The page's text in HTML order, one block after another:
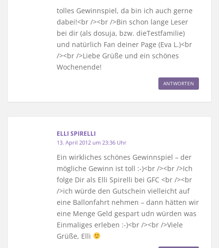
tolles Gewinnspiel, da bin ich auch gerne
dabei!<br /><br />Bin schon lange Leser
bei dir (als dosuja, bzw. dieTestfamilie)
und natürlich Fan deiner Page (Eva L.)<br
/><br />Liebe Grüße und ein schönes
Wochenende!
ANTWORTEN
ELLI SPIRELLI
13. April 2012 um 23:36 Uhr
Ein wirkliches schönes Gewinnspiel – der
mögliche Gewinn ist toll :-)<br /><br />Ich
folge Dir als Elli Spirelli bei GFC <br /><br
/>ich würde den Gutschein vielleicht auf
eine Ballonfahrt nehmen – dann hätten wir
eine Menge Geld gespart udn würden was
Einmaliges erleben :-)<br /><br />Viele
Grüße, Elli